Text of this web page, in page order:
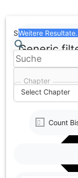
to
content
Chapter
Select Chapter
Search
Weitere
Generic
Count